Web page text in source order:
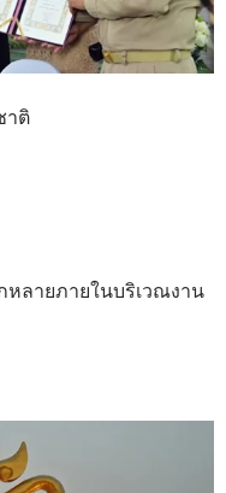
าติ
หลายภายในบริเวณงาน